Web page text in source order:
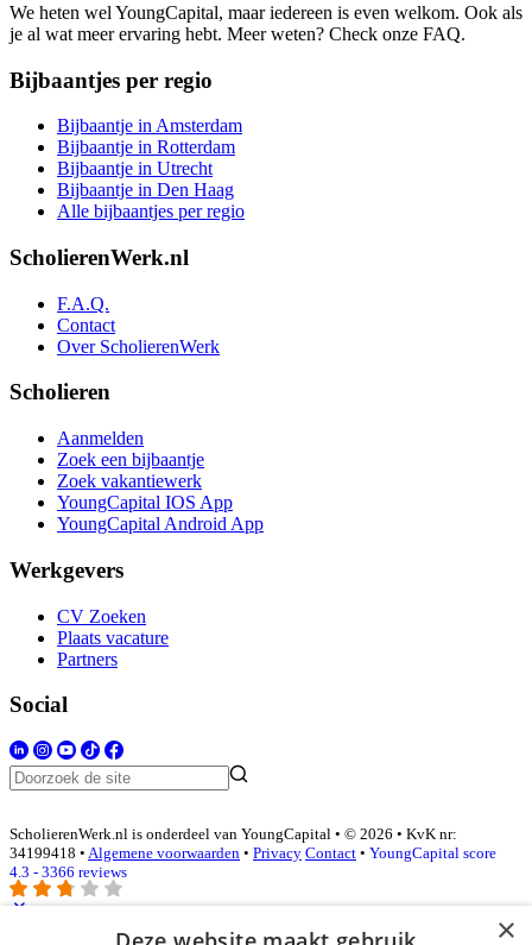
We heten wel YoungCapital, maar iedereen is even welkom. Ook als
je al wat meer ervaring hebt. Meer weten? Check onze FAQ.
Bijbaantjes per regio
Bijbaantje in Amsterdam
Bijbaantje in Rotterdam
Bijbaantje in Utrecht
Bijbaantje in Den Haag
Alle bijbaantjes per regio
ScholierenWerk.nl
F.A.Q.
Contact
Over ScholierenWerk
Scholieren
Aanmelden
Zoek een bijbaantje
Zoek vakantiewerk
YoungCapital IOS App
YoungCapital Android App
Werkgevers
CV Zoeken
Plaats vacature
Partners
Social
ScholierenWerk.nl is onderdeel van YoungCapital • © 2026 • KvK nr:
34199418 • Algemene voorwaarden • Privacy Contact • YoungCapital score
4.3 - 3366 reviews
×